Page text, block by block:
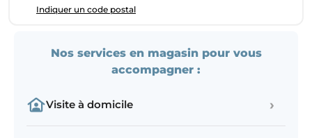
Indiquer un code postal
Nos services en magasin pour vous
accompagner :
Visite à domicile ›